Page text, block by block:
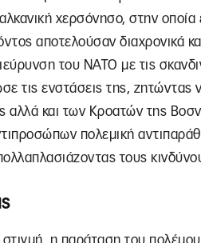
χερσόνησο, στην οποία
αποτελούσαν διαχρονικά
του ΝΑΤΟ με τις
τις ενστάσεις της,
αλλά και των Κροατών της
πολεμική
τους
στιγμή, η παράταση του